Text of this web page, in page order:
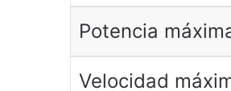
Potencia
Velocidad